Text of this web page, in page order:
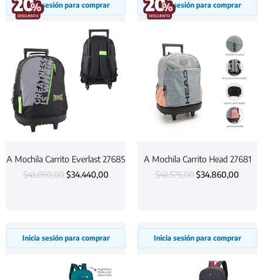
Inicia sesión para comprar
A Mochila Carrito Everlast 27685
$43.050,00 $34.440,00
Inicia sesión para comprar
A Mochila Carrito Head 27681
$43.575,00$34.860,00
Inicia sesión para comprar Inicia sesión para comprar